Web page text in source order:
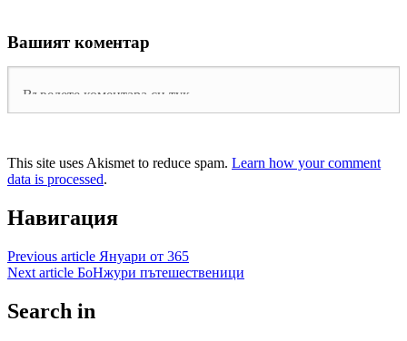
Вашият коментар
This site uses Akismet to reduce spam. Learn how your comment
data is processed.
Навигация
Previous article Януари от 365
Next article БоНжури пътешественици
Search in